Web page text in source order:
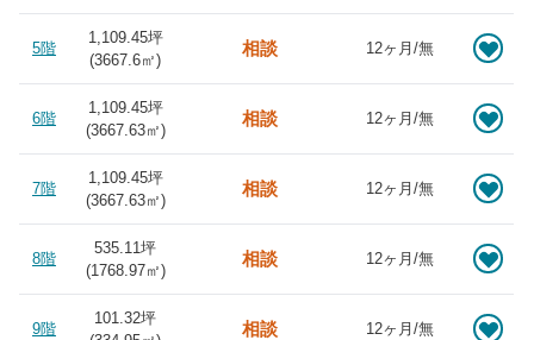
5階
1,109.45坪
(3667.6㎡)
相談 12ヶ月/無
6階
1,109.45坪
(3667.63㎡)
相談 12ヶ月/無
7階
1,109.45坪
(3667.63㎡)
相談 12ヶ月/無
8階
535.11坪
(1768.97㎡)
相談 12ヶ月/無
9階
101.32坪
相談 12ヶ月/無